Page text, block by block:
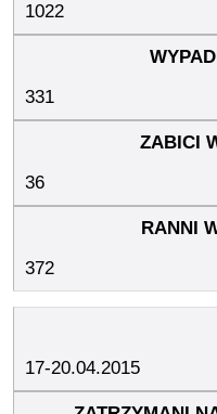
1022
331
36
372
17-20.04.2015